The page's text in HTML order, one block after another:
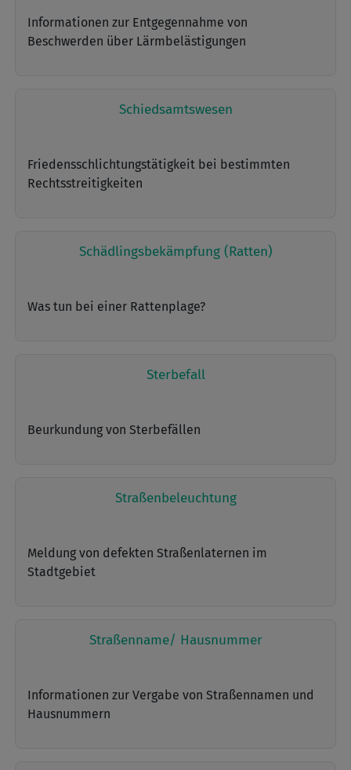
Informationen zur Entgegennahme von
Beschwerden über Lärmbelästigungen
Schiedsamtswesen
Friedensschlichtungstätigkeit bei bestimmten
Rechtsstreitigkeiten
Schädlingsbekämpfung (Ratten)
Was tun bei einer Rattenplage?
Sterbefall
Beurkundung von Sterbefällen
Straßenbeleuchtung
Meldung von defekten Straßenlaternen im
Stadtgebiet
Straßenname/ Hausnummer
Informationen zur Vergabe von Straßennamen und
Hausnummern